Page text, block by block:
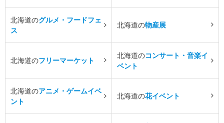
北海道のグルメ・フードフェ
ス
北海道の物産展
北海道のフリーマーケット
北海道のコンサート・音楽イ
ベント
北海道のアニメ・ゲームイベ
ント
北海道の花イベント